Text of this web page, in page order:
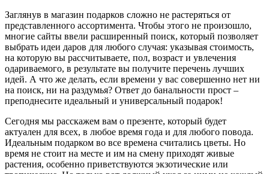
Заглянув в магазин подарков сложно не растеряться от
представленного ассортимента. Чтобы этого не произошло,
многие сайты ввели расширенный поиск, который позволяет
выбрать идеи даров для любого случая: указывая стоимость,
на которую вы рассчитываете, пол, возраст и увлечения
одариваемого, в результате вы получите перечень лучших
идей. А что же делать, если времени у вас совершенно нет ни
на поиск, ни на раздумья? Ответ до банальности прост –
преподнесите идеальный и универсальный подарок!
Сегодня мы расскажем вам о презенте, который будет
актуален для всех, в любое время года и для любого повода.
Идеальным подарком во все времена считались цветы. Но
время не стоит на месте и им на смену приходят живые
растения, особенно приветствуются экзотические или